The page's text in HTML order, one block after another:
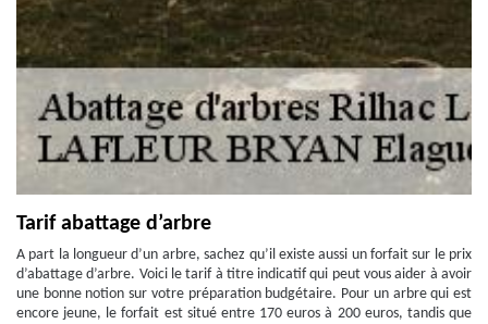
Tarif abattage d’arbre
A part la longueur d’un arbre, sachez qu’il existe aussi un forfait sur le prix
d’abattage d’arbre. Voici le tarif à titre indicatif qui peut vous aider à avoir
une bonne notion sur votre préparation budgétaire. Pour un arbre qui est
encore jeune, le forfait est situé entre 170 euros à 200 euros, tandis que